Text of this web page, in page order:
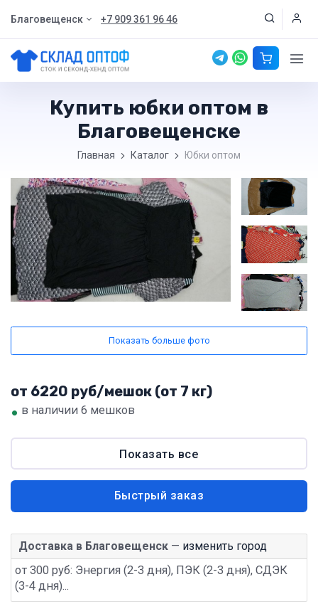
Благовещенск +7 909 361 96 46
Купить юбки оптом в
Благовещенске
Главная Каталог Юбки оптом
Показать больше фото
от 6220 руб/мешок (от 7 кг)
• в наличии 6 мешков
Показать все
Быстрый заказ
Доставка в Благовещенск — изменить город
от 300 руб: Энергия (2-3 дня), ПЭК (2-3 дня), СДЭК
(3-4 дня)...